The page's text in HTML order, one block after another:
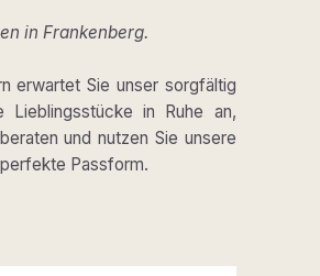
in Frankenberg.
erwartet Sie unser sorgfältig
Lieblingsstücke in Ruhe an,
und nutzen Sie unsere
Passform.